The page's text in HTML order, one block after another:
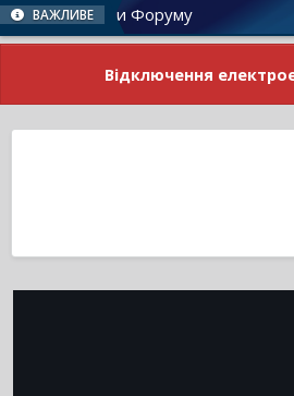
ВАЖЛИВЕ
Новини Форуму
Відключення